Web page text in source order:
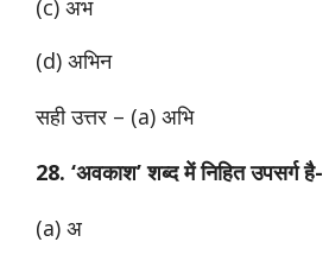
(c) अभ
(d) अभिन
सही उत्तर – (a) अभि
28. ‘अवकाश’ शब्द में निहित उपसर्ग है-
(a) अ